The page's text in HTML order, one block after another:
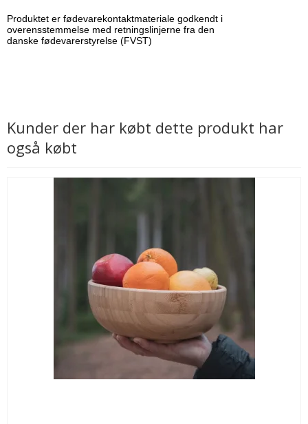
Produktet er fødevarekontaktmateriale godkendt i
overensstemmelse med retningslinjerne fra den
danske fødevarerstyrelse (FVST)
Kunder der har købt dette produkt har
også købt